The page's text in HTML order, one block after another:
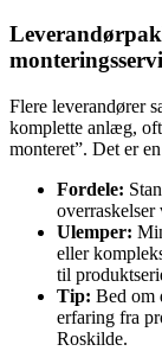
Flere leverandører
komplette anlæg,
monteret”. Det er
Fordele:
overraskelser
Ulemper:
eller
til
Tip: Bed om
erfaring fra
Roskilde.